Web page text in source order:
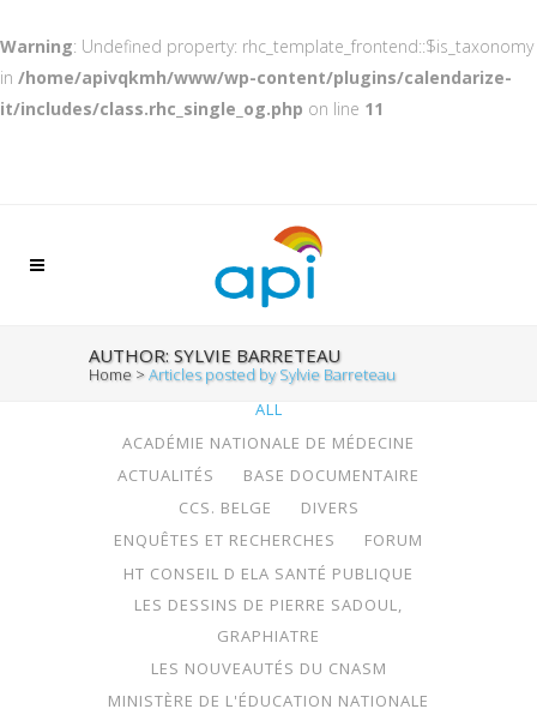
Warning: Undefined property: rhc_template_frontend::$is_taxonomy
in /home/apivqkmh/www/wp-content/plugins/calendarize-
it/includes/class.rhc_single_og.php on line 11
AUTHOR: SYLVIE BARRETEAU
Home >Articles posted by Sylvie Barreteau
ALL
ACADÉMIE NATIONALE DE MÉDECINE
ACTUALITÉS
BASE DOCUMENTAIRE
CCS. BELGE
DIVERS
ENQUÊTES ET RECHERCHES
FORUM
HT CONSEIL D ELA SANTÉ PUBLIQUE
LES DESSINS DE PIERRE SADOUL,
GRAPHIATRE
LES NOUVEAUTÉS DU CNASM
MINISTÈRE DE L'ÉDUCATION NATIONALE